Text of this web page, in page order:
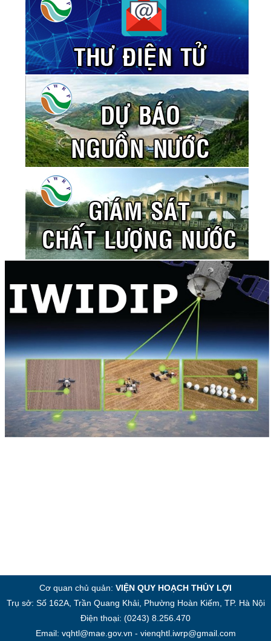
Cơ quan chủ quản: VIỆN QUY HOẠCH THỦY LỢI
Trụ sở: Số 162A, Trần Quang Khải, Phường Hoàn Kiếm, TP. Hà Nội
Điện thoại: (0243) 8.256.470
Email: vqhtl@mae.gov.vn - vienqhtl.iwrp@gmail.com